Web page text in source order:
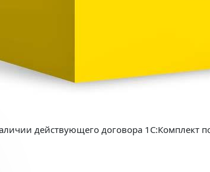
действующего договора 1С:Комплект